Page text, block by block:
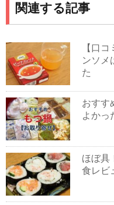
関連する記事
【口
ンソメ
た
おすす
よかっ
ほぼ具
食レビ